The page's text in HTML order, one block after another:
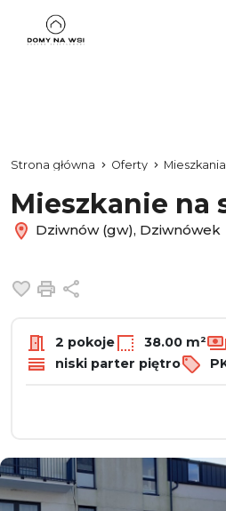
Strona główna Oferty Mieszkania
Mieszkanie na
Dziwnów (gw), Dziwnówek
Dodaj do ulubionych
Drukuj
2 pokoje 38.00 m²
niski parter piętro